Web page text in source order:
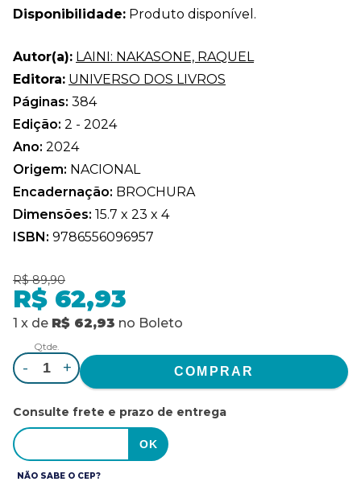
Disponibilidade: Produto disponível.
Autor(a): LAINI: NAKASONE, RAQUEL
Editora: UNIVERSO DOS LIVROS
Páginas: 384
Edição: 2 - 2024
Ano: 2024
Origem: NACIONAL
Encadernação: BROCHURA
Dimensões: 15.7 x 23 x 4
ISBN: 9786556096957
R$ 89,90
R$ 62,93
1 x de R$ 62,93 no Boleto
Qtde.
- +
Consulte frete e prazo de entrega
NÃO SABE O CEP?